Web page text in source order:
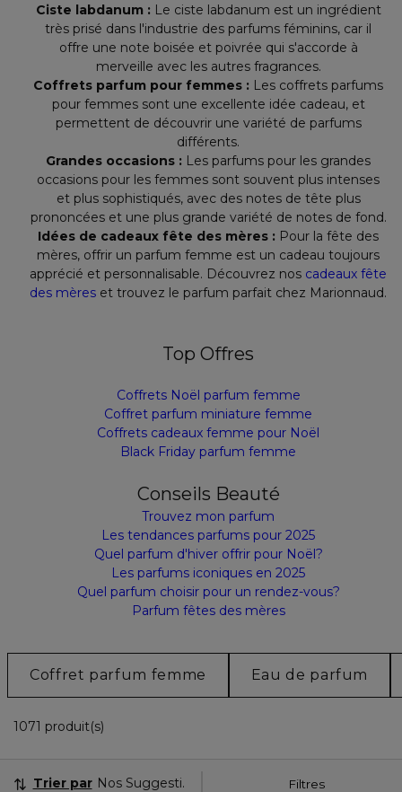
Ciste labdanum : Le ciste labdanum est un ingrédient
très prisé dans l'industrie des parfums féminins, car il
offre une note boisée et poivrée qui s'accorde à
merveille avec les autres fragrances.
Coffrets parfum pour femmes : Les coffrets parfums
pour femmes sont une excellente idée cadeau, et
permettent de découvrir une variété de parfums
différents.
Grandes occasions : Les parfums pour les grandes
occasions pour les femmes sont souvent plus intenses
et plus sophistiqués, avec des notes de tête plus
prononcées et une plus grande variété de notes de fond.
Idées de cadeaux fête des mères : Pour la fête des
mères, offrir un parfum femme est un cadeau toujours
apprécié et personnalisable. Découvrez nos cadeaux fête
des mères et trouvez le parfum parfait chez Marionnaud.
Top Offres
Coffrets Noël parfum femme
Coffret parfum miniature femme
Coffrets cadeaux femme pour Noël
Black Friday parfum femme
Conseils Beauté
Trouvez mon parfum
Les tendances parfums pour 2025
Quel parfum d'hiver offrir pour Noël?
Les parfums iconiques en 2025
Quel parfum choisir pour un rendez-vous?
Parfum fêtes des mères
Coffret parfum femme Eau de parfum
1071 produit(s)
Filtres
Trier par Nos Suggestions